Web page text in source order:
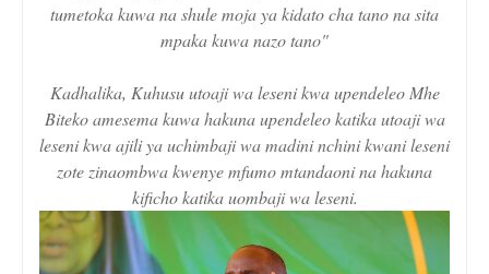
tumetoka kuwa na shule moja ya kidato cha tano na sita
mpaka kuwa nazo tano"
Kadhalika, Kuhusu utoaji wa leseni kwa upendeleo Mhe
Biteko amesema kuwa hakuna upendeleo katika utoaji wa
leseni kwa ajili ya uchimbaji wa madini nchini kwani leseni
zote zinaombwa kwenye mfumo mtandaoni na hakuna
kificho katika uombaji wa leseni.